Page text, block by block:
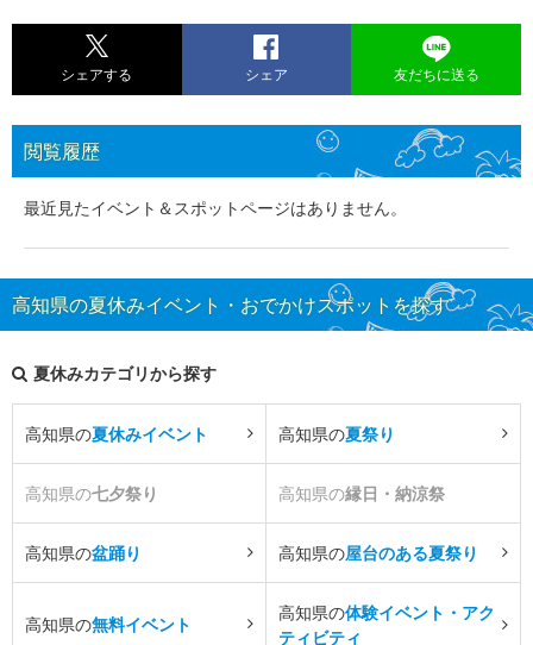
シェアする シェア 友だちに送る
閲覧履歴
最近見たイベント＆スポットページはありません。
高知県の夏休みイベント・おでかけスポットを探す
夏休みカテゴリから探す
高知県の夏休みイベント 高知県の夏祭り
高知県の七夕祭り 高知県の縁日・納涼祭
高知県の盆踊り 高知県の屋台のある夏祭り
高知県の無料イベント
高知県の体験イベント・アク
ティビティ